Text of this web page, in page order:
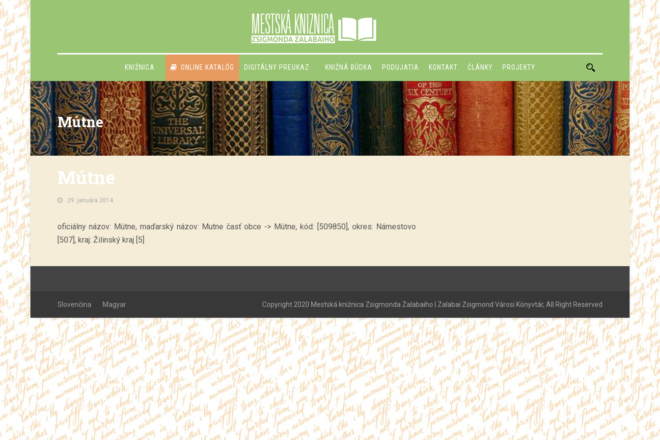
KNIŽNICA ONLINE KATALÓG DIGITÁLNY PREUKAZ KNIŽNÁ BÚDKA PODUJATIA KONTAKT ČLÁNKY PROJEKTY
Mútne
Mútne
29. januára 2014.
oficiálny názov: Mútne, maďarský názov: Mutne časť obce -> Mútne, kód: [509850], okres: Námestovo
[507], kraj: Žilinský kraj [5]
Slovenčina Magyar Copyright 2020 Mestská knižnica Zsigmonda Zalabaiho | Zalabai Zsigmond Városi Könyvtár, All Right Reserved